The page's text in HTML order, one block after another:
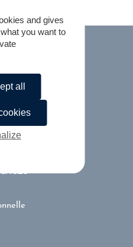
l’entreprise
and gives
you want to
all